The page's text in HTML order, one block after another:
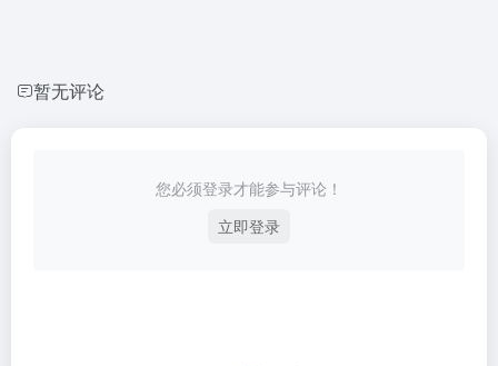
暂无评论
您必须登录才能参与评论！
立即登录